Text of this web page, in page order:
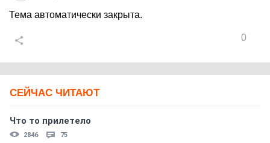
Тема автоматически закрыта.
0
СЕЙЧАС ЧИТАЮТ
Что то прилетело
2846 75